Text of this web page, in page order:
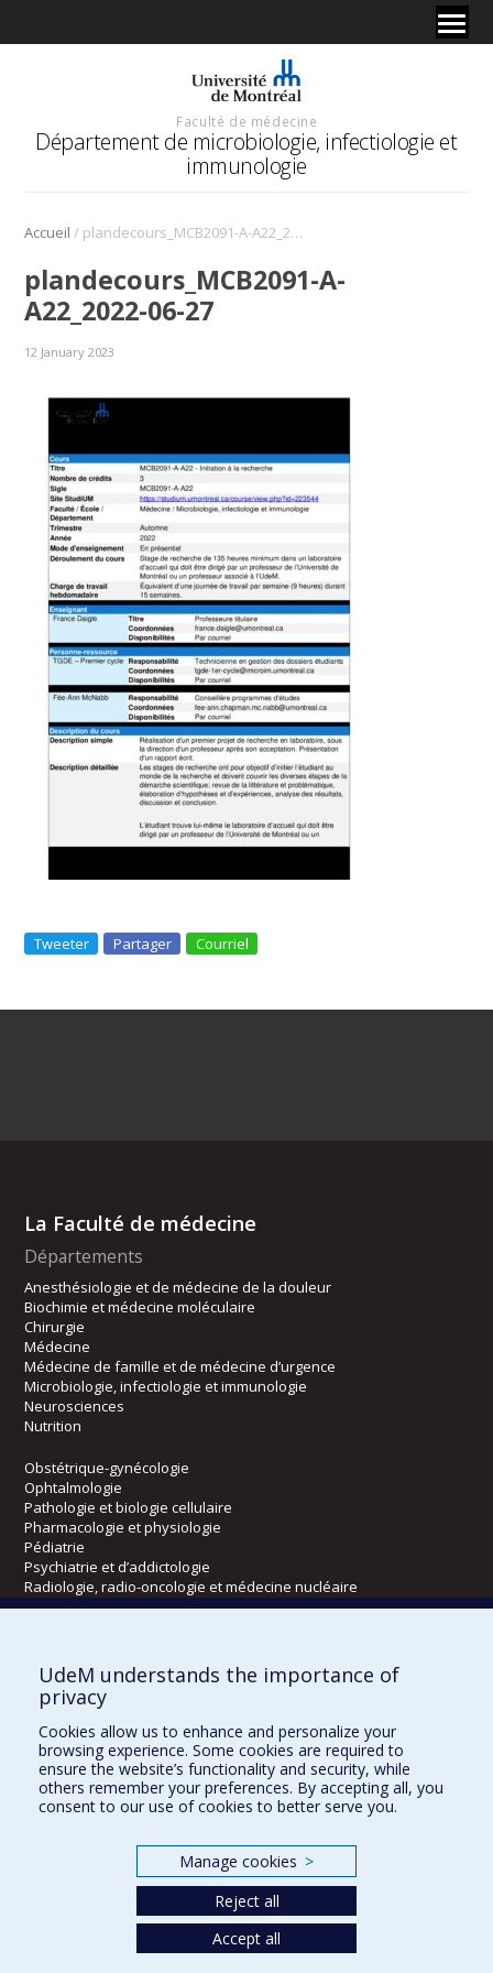
Faculté de médecine
Département de microbiologie, infectiologie et
immunologie
Accueil / plandecours_MCB2091-A-A22_2022-06-27
plandecours_MCB2091-A-
A22_2022-06-27
12 January 2023
Tweeter Partager Courriel
La Faculté de médecine
Départements
Anesthésiologie et de médecine de la douleur
Biochimie et médecine moléculaire
Chirurgie
Médecine
Médecine de famille et de médecine d’urgence
Microbiologie, infectiologie et immunologie
Neurosciences
Nutrition
Obstétrique-gynécologie
Ophtalmologie
Pathologie et biologie cellulaire
Pharmacologie et physiologie
Pédiatrie
Psychiatrie et d’addictologie
Radiologie, radio-oncologie et médecine nucléaire
Écoles
Kinésiologie et des sciences de l’activité physique
Orthophonie et audiologie
Réadaptation
Directions
DPC
UdeM understands the importance of
privacy
Cookies allow us to enhance and personalize your
browsing experience. Some cookies are required to
ensure the website’s functionality and security, while
others remember your preferences. By accepting all, you
consent to our use of cookies to better serve you.
Manage cookies >
Reject all
Accept all